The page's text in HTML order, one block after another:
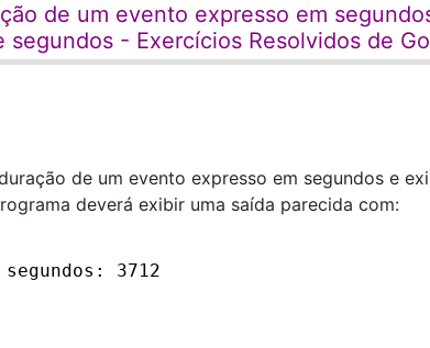
de um evento expresso em
- Exercícios Resolvidos de
de um evento expresso em segundos e
deverá exibir uma saída parecida com:
3712